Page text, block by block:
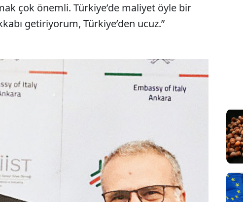
çok önemli. Türkiye’de maliyet öyle bir
getiriyorum, Türkiye’den ucuz.”